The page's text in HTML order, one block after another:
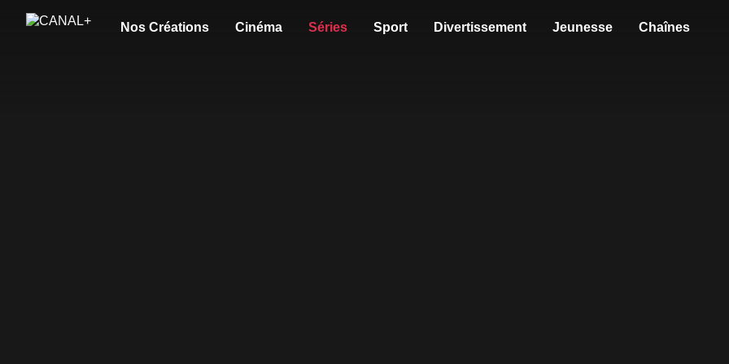
Nos Créations Cinéma Séries Sport Divertissement Jeunesse Chaînes